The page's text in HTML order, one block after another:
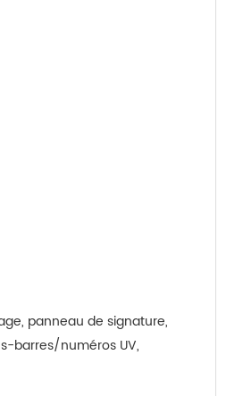
panneau de signature,
barres/numéros UV,